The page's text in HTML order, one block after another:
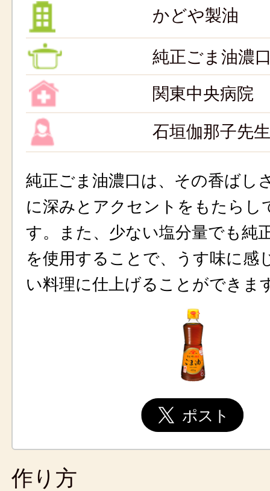
かどや製油
純正ごま油濃
関東中央病院
石垣伽那子先
純正ごま油濃口は、その香ばし
に深みとアクセントをもたらし
す。また、少ない塩分量でも純
を使用することで、うす味に感
い料理に仕上げることができま
作り方